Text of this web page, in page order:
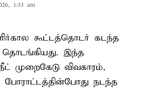
1:33 am
கூட்டத்தொடர் கடந்த
தொடங்கியது. இந்த
முறைகேடு விவகாரம்,
நடந்த